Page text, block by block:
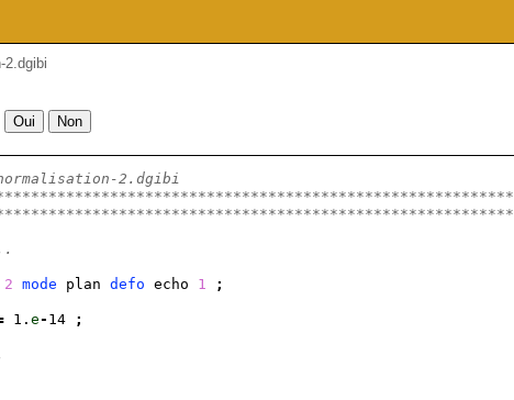
2.dgibi
2.dgibi
2 mode plan defo echo 1 ;
1. e- 14 ;